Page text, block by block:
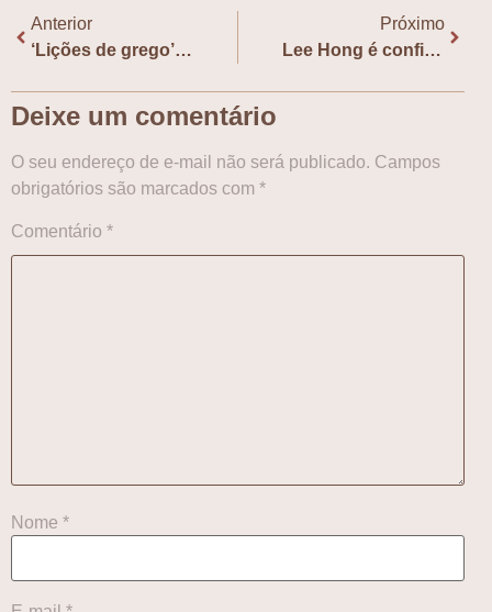
Anterior
‘Lições de grego’: Novo livro de Han Kang entra em pré-venda
Próximo
Lee Hong é confirmada na 28ª Bienal Internacional do Livro de São Paulo
Deixe um comentário
O seu endereço de e-mail não será publicado. Campos
obrigatórios são marcados com *
Comentário *
Nome *